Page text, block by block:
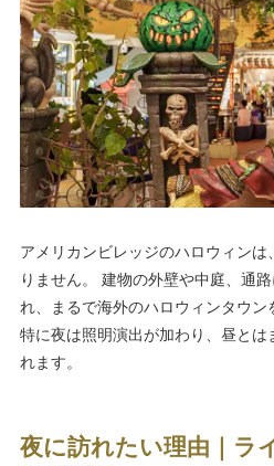
アメリカンビレッジのハロウィン
りません。 建物の外壁や中庭、通
れ、まるで海外のハロウィンタウン
特に夜は照明演出が加わり、昼とは
れます。
夜に訪れたい理由｜ラ